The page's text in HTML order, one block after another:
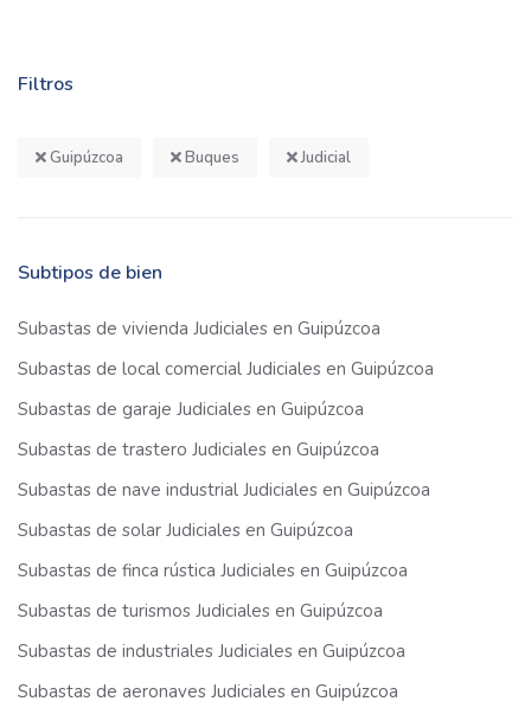
Filtros
Guipúzcoa Buques Judicial
Subtipos de bien
Subastas de vivienda Judiciales en Guipúzcoa
Subastas de local comercial Judiciales en Guipúzcoa
Subastas de garaje Judiciales en Guipúzcoa
Subastas de trastero Judiciales en Guipúzcoa
Subastas de nave industrial Judiciales en Guipúzcoa
Subastas de solar Judiciales en Guipúzcoa
Subastas de finca rústica Judiciales en Guipúzcoa
Subastas de turismos Judiciales en Guipúzcoa
Subastas de industriales Judiciales en Guipúzcoa
Subastas de aeronaves Judiciales en Guipúzcoa